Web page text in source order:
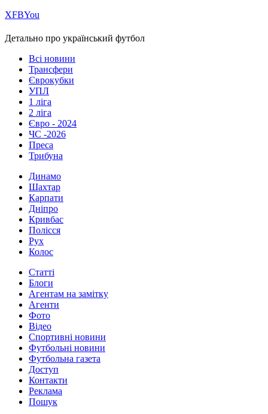
ХFBYou
Детально про український футбол
Всі новини
Трансфери
Єврокубки
УПЛ
1 ліга
2 ліга
Євро - 2024
ЧС -2026
Преса
Трибуна
Динамо
Шахтар
Карпати
Дніпро
Кривбас
Полісся
Рух
Колос
Статті
Блоги
Агентам на замітку
Агенти
Фото
Відео
Спортивні новини
Футбольні новини
Футбольна газета
Доступ
Контакти
Реклама
Пошук